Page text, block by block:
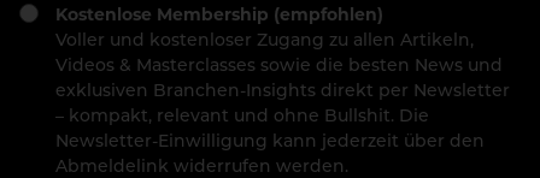
Kostenlose Membership (empfohlen)
Voller und kostenloser Zugang zu allen Artikeln,
Videos & Masterclasses sowie die besten News und
exklusiven Branchen-Insights direkt per Newsletter
– kompakt, relevant und ohne Bullshit. Die
Newsletter-Einwilligung kann jederzeit über den
Abmeldelink widerrufen werden.